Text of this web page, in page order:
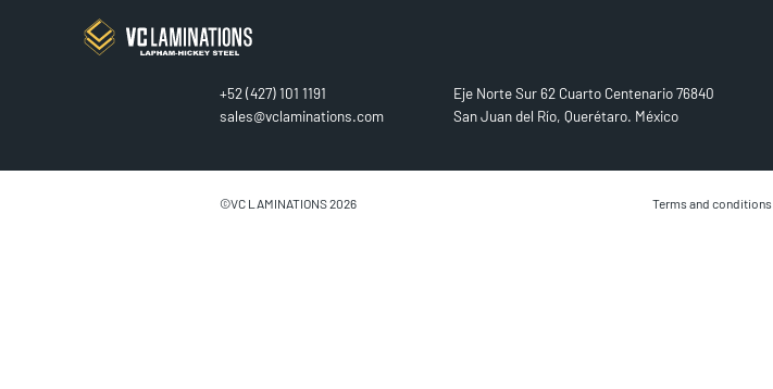
CONTACT
+52 (427) 101 1191
sales@vclaminations.com
Eje Norte Sur 62 Cuarto Centenario 76840
San Juan del Río, Querétaro. México
©VC LAMINATIONS 2026 Terms and conditions